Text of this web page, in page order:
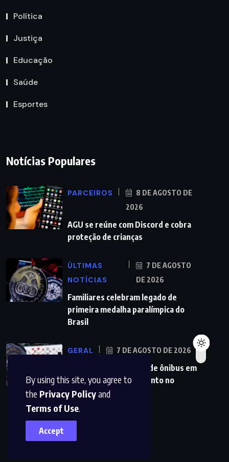
By using this site, you agree to
the Privacy Policyand
Terms of Use.
Accept
Política
Justiça
Educação
Saúde
Esportes
Notícias Populares
PARCEIROS
8 DE AGOSTO DE
2026
AGU se reúne com Discord e cobra
proteção de crianças
ÚLTIMAS
NOTÍCIAS
7 DE AGOSTO
DE 2026
Familiares celebram legado de
primeira medalha paralímpica do
Brasil
GERAL 7 DE AGOSTO DE 2026
PMs detêm motorista de ônibus em
SP após desentendimento no